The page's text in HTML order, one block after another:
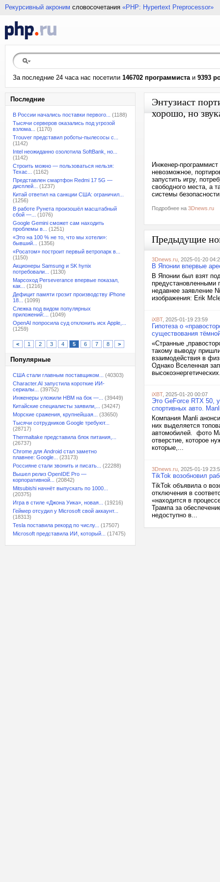
Рекурсивный акроним словосочетания «PHP: Hypertext Preprocessor»
За последние 24 часа нас посетили 146702 программистаи 9393
Последние
В России начались поставки первого...
(1188)
Тысячи серверов оказались под угрозой
взлома...
(1170)
Trouver представил роботы-пылесосы с...
(1142)
Intel неожиданно озолотила SoftBank, но...
(1142)
Строить можно — пользоваться нельзя:
Техас...
(1162)
Представлен смартфон Redmi 17 5G —
дисплей...
(1237)
Китай ответил на санкции США: ограничил...
(1256)
В работе Рунета произошёл масштабный
сбой —...
(1076)
Google Gemini сможет сам находить
проблемы в...
(1251)
«Это на 100 % не то, что мы хотели»:
бывший...
(1356)
«Росатом» построит первый ветропарк в...
(1150)
Акционеры Samsung и SK hynix
потребовали...
(1130)
Марсоход Perseverance впервые показал,
как...
(1216)
Дефицит памяти грозит производству iPhone
18...
(1099)
Слежка под видом популярных
приложений:...
(1049)
OpenAI попросила суд отклонить иск Apple,...
(1259)
< 1 2 3 4 5 6 7 8 >
Популярные
США стали главным поставщиком...
(40303)
Character.AI запустила короткие ИИ-
сериалы...
(39752)
Инженеры уложили HBM на бок —...
(39449)
Китайские специалисты заявили,...
(34247)
Морские сражения, крупнейшая...
(33650)
Тысячи сотрудников Google требуют...
(28717)
Thermaltake представила блок питания,...
(26737)
Chrome для Android стал заметно
плавнее: Google...
(23173)
Россияне стали звонить и писать...
(22288)
Вышел релиз OpenIDE Pro —
корпоративной...
(20842)
Mitsubishi начнёт выпускать по 1000...
(20375)
Игра в стиле «Джона Уика», новая...
(19216)
Геймер отсудил у Microsoft свой аккаунт...
(18313)
Tesla поставила рекорд по числу...
(17507)
Microsoft представила ИИ, который...
(17475)
Энтузиаст
хорошо, но
Инженер-
невозможное,
запустить игру,
свободного места, а
системы
Подробнее на 3Dnews.ru
Предыдущие
3Dnews.ru , 2025-01-20
В Японии впервые
В Японии был взят
предустановленными
недавнее заявление
изображения: Erik
iXBT, 2025-01-19 23:59
Гипотеза о
существования
«Странные
такому выводу
взаимодействия в
Однако Вселенная
iXBT, 2025-01-20 00:07
Это GeForce RTX 50,
спортивных авто.
Компания Manli
них выделяется
автомобилей. фото
отверстие, которое
которые,...
3Dnews.ru , 2025-01-19
TikTok возобновил
TikTok объявила о
отключения в
«находится в
Трампа за
недоступно в...